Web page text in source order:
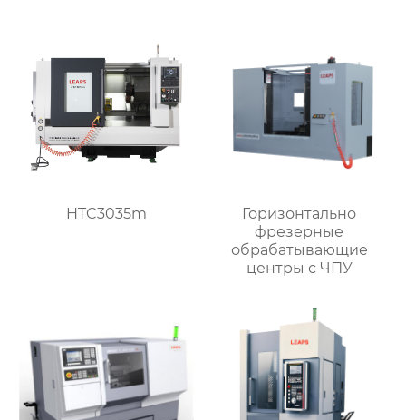
HTC3035m
Горизонтально
фрезерные
обрабатывающие
центры с ЧПУ